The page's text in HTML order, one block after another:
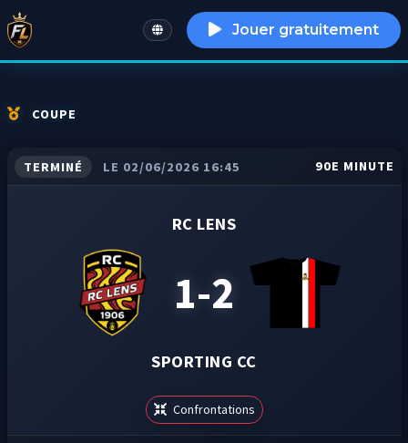
English Jouer gratuitement
COUPE
TERMINÉ LE 02/06/2026 16:45 90E MINUTE
RC LENS
1-2
SPORTING CC
Confrontations